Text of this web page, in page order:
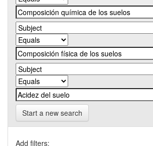
Start a new search
Add filters: